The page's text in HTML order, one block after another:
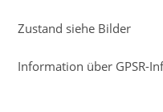
Zustand siehe Bilder
Information über GPSR-